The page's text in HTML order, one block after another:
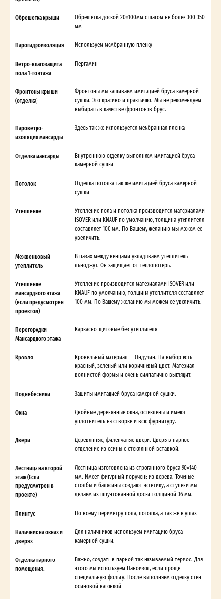
Обрешетка крыши
Обрешетка доской 20×100мм с шагом не более 300-350
мм
Парогидроизоляция Используем мембранную пленку
Ветро-влагозащита
пола 1-го этажа
Пергамин
Фронтоны крыши
(отделка)
Фронтоны мы зашиваем имитацией бруса камерной
сушки. Это красиво и практично. Мы не рекомендуем
выбирать в качестве фронтонов брус.
Пароветро-
изоляция мансарды
Здесь так же используется мембранная пленка
Отделка мансарды
Внутреннюю отделку выполняем имитацией бруса
камерной сушки
Потолок
Отделка потолка так же имитацией бруса камерной
сушки
Утепление
Утепление пола и потолка производится материалами
ISOVER или KNAUF по умолчанию, толщина утеплителя
составляет 100 мм. По Вашему желанию мы можем ее
увеличить.
Межвенцовый
утеплитель
В пазах между венцами укладываем утеплитель —
льноджут. Он защищает от теплопотерь.
Утепление
мансардного этажа
(если предусмотрен
проектом)
Утепление производится материалами ISOVER или
KNAUF по умолчанию, толщина утеплителя составляет
100 мм. По Вашему желанию мы можем ее увеличить.
Перегородки
Мансардного этажа
Каркасно-щитовые без утеплителя
Кровля
Кровельный материал — Ондулин. На выбор есть
красный, зеленый или коричневый цвет. Материал
волнистой формы и очень симпатично выглядит.
Поднебесники Зашиты имитацией бруса камерной сушки.
Окна
Двойные деревянные окна, остеклены и имеют
уплотнитель на створке и всю фурнитуру.
Двери
Деревянные, филенчатые двери. Дверь в парное
отделение из осины с стеклянной вставкой.
Лестница на второй
этаж (Если
предусмотрен в
проекте)
Лестница изготовлена из строганного бруса 90×140
мм. Имеет фигурный поручень из дерева. Точеные
столбы и балясины создают эстетику, а ступени мы
делаем из шпунтованной доски толщиной 36 мм.
Плинтус По всему периметру пола, потолка, а так же в углах
Наличник на окнах и
дверях
Для наличников используем имитацию бруса
камерной сушки.
Отделка парного
помещения.
Важно, создать в парной так называемый термос. Для
этого мы используем Наноизол, если проще —
специальную фольгу. После выполняем отделку стен
осиновой вагонкой